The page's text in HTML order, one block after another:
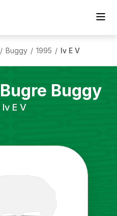
/ Buggy / 1995 / Iv E V
Bugre Buggy
Iv E V